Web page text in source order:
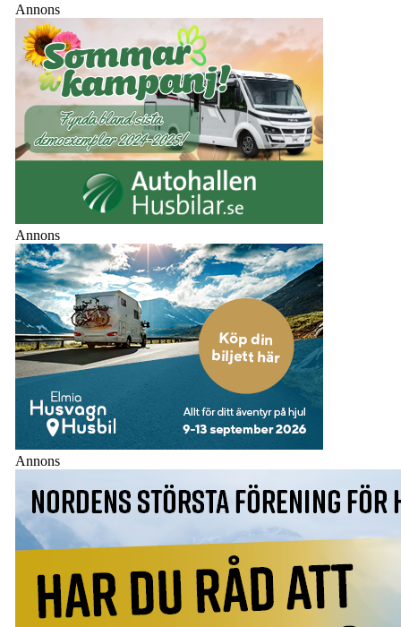
Annons
Annons
Annons